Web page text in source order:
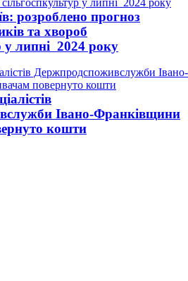
розроблено прогноз
та хвороб
у липні 2024 року
Івано-Франківщини
кошти